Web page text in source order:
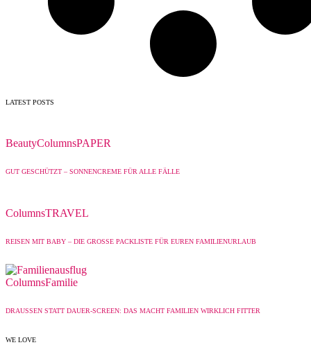
LATEST POSTS
BeautyColumnsPAPER
GUT GESCHÜTZT – SONNENCREME FÜR ALLE FÄLLE
ColumnsTRAVEL
REISEN MIT BABY – DIE GROSSE PACKLISTE FÜR EUREN FAMILIENURLAUB
ColumnsFamilie
DRAUSSEN STATT DAUER-SCREEN: DAS MACHT FAMILIEN WIRKLICH FITTER
WE LOVE